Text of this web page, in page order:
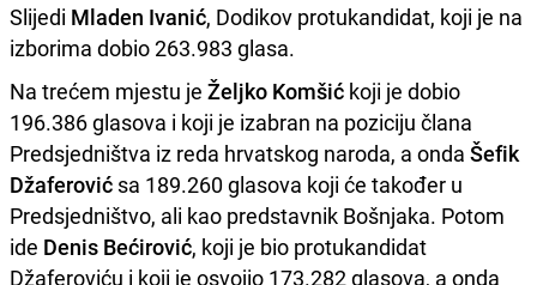
Slijedi Mladen Ivanić, Dodikov protukandidat, koji je na
izborima dobio 263.983 glasa.
Na trećem mjestu je Željko Komšić koji je dobio
196.386 glasova i koji je izabran na poziciju člana
Predsjedništva iz reda hrvatskog naroda, a onda Šefik
Džaferović sa 189.260 glasova koji će također u
Predsjedništvo, ali kao predstavnik Bošnjaka. Potom
ide Denis Bećirović, koji je bio protukandidat
Džaferoviću i koji je osvojio 173.282 glasova, a onda